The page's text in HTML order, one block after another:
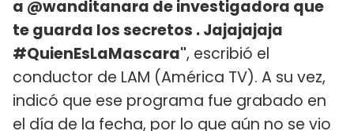
a @wanditanara de investigadora que
te guarda los secretos . Jajajajaja
#QuienEsLaMascara", escribió el
conductor de LAM (América TV). A su vez,
indicó que ese programa fue grabado en
el día de la fecha, por lo que aún no se vio